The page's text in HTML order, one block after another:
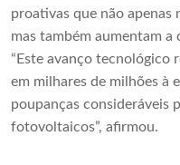
proativas que não apenas
mas também aumentam a
“Este avanço tecnológico
em milhares de milhões à
poupanças consideráveis
fotovoltaicos”, afirmou.